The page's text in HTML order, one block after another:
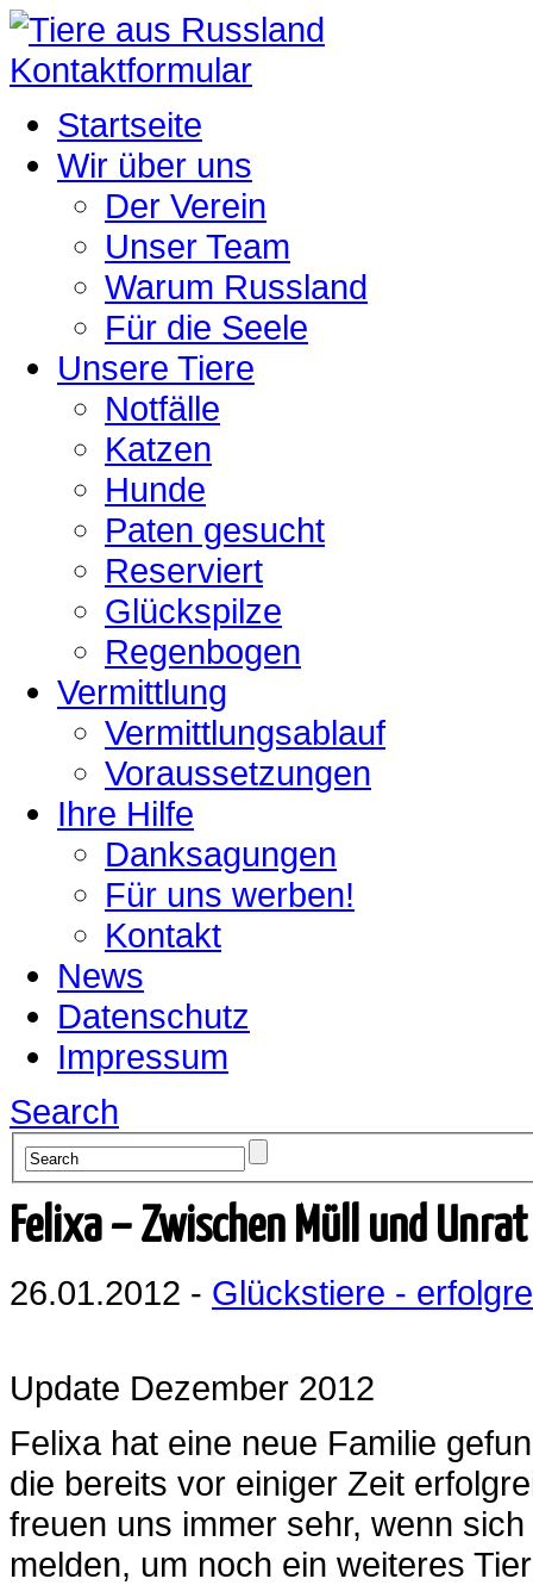
Kontaktformular
Startseite
Wir über uns
Der Verein
Unser Team
Warum Russland
Für die Seele
Unsere Tiere
Notfälle
Katzen
Hunde
Paten gesucht
Reserviert
Glückspilze
Regenbogen
Vermittlung
Vermittlungsablauf
Voraussetzungen
Ihre Hilfe
Danksagungen
Für uns werben!
Kontakt
News
Datenschutz
Impressum
Search
Felixa – Zwischen Müll und Unrat
26.01.2012 - Glückstiere -
Update Dezember 2012
Felixa hat eine neue Familie
die bereits vor einiger Zeit
freuen uns immer sehr, wenn sich
melden, um noch ein weiteres